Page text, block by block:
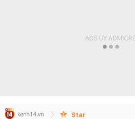
Star